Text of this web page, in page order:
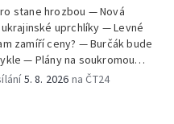
stane hrozbou — Nová
uprchlíky — Levné
zamíří ceny? — Burčák bude
— Plány na soukromou
5. 8. 2026 na ČT24